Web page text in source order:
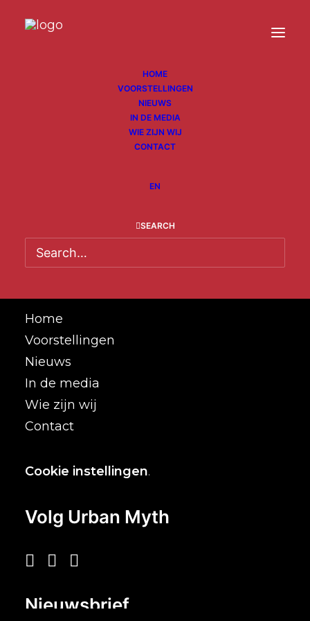
HOME
VOORSTELLINGEN
NIEUWS
IN DE MEDIA
WIE ZIJN WIJ
CONTACT
EN
SEARCH
Pagina's
Home
Voorstellingen
Nieuws
In de media
Wie zijn wij
Contact
Cookie instellingen.
Volg Urban Myth
Nieuwsbrief